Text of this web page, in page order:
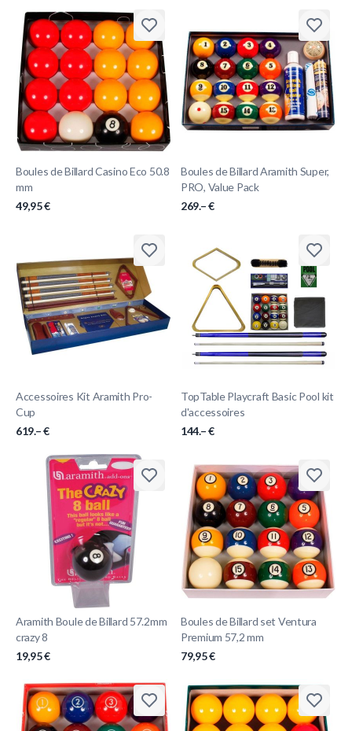
Boules de Billard Casino Eco 50.8
mm
49,95 €
Boules de Billard Aramith Super,
PRO, Value Pack
269.– €
Accessoires Kit Aramith Pro-
Cup
619.– €
TopTable Playcraft Basic Pool kit
d'accessoires
144.– €
Aramith Boule de Billard 57.2mm
crazy 8
19,95 €
Boules de Billard set Ventura
Premium 57,2 mm
79,95 €